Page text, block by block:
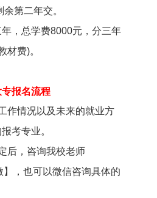
第二年交。
总学费8000元，分三年
材费)。
报名流程
情况以及未来的就业方
考专业。
，咨询我校老师
，也可以微信咨询具体的